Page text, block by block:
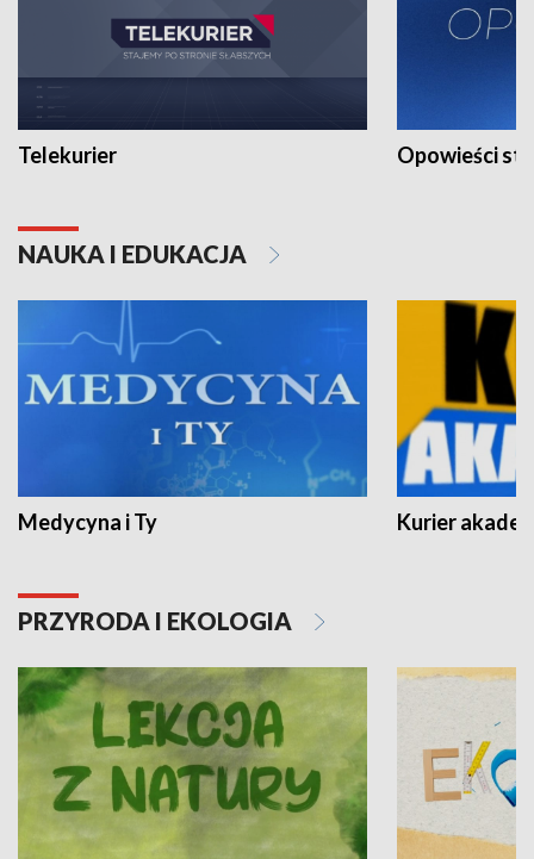
Telekurier Opowieści
NAUKA I EDUKACJA
Medycyna i Ty Kurier
PRZYRODA I EKOLOGIA